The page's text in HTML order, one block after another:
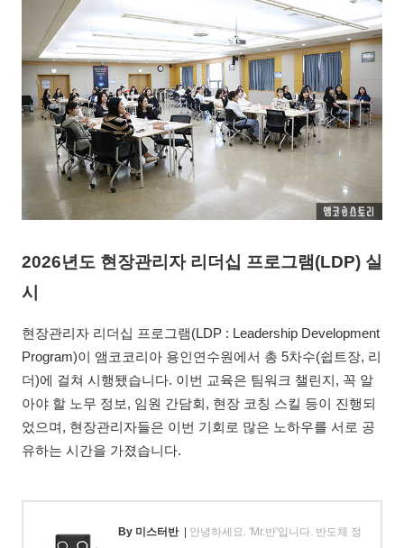
2026년도 현장관리자 리더십 프로그램(LDP) 실
시
현장관리자 리더십 프로그램(LDP : Leadership Development
Program)이 앰코코리아 용인연수원에서 총 5차수(쉽트장, 리
더)에 걸쳐 시행됐습니다. 이번 교육은 팀워크 챌린지, 꼭 알
아야 할 노무 정보, 임원 간담회, 현장 코칭 스킬 등이 진행되
었으며, 현장관리자들은 이번 기회로 많은 노하우를 서로 공
유하는 시간을 가졌습니다.
By 미스터반 | 안녕하세요. 'Mr.반'입니다. 반도체 정